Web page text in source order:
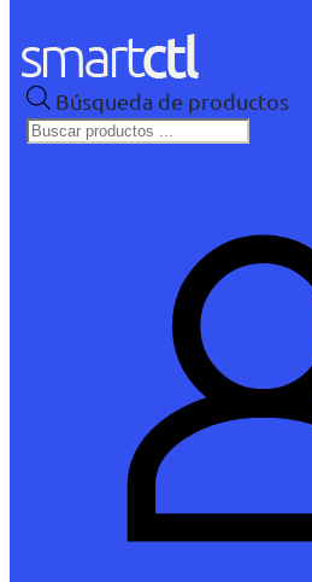
Búsqueda de productos